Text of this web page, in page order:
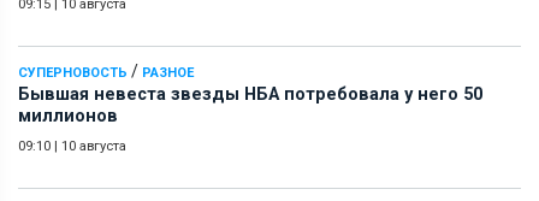
09:15 | 10 августа
СУПЕРНОВОСТЬ / РАЗНОЕ
Бывшая невеста звезды НБА потребовала у него 50
миллионов
09:10 | 10 августа